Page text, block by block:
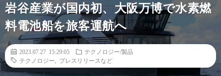
岩谷産業が国内初、大阪万博で水素燃
料電池船を旅客運航へ
2023.07.27 15:29:05
テクノロジー/製品
テクノロジー
プレスリリースなど